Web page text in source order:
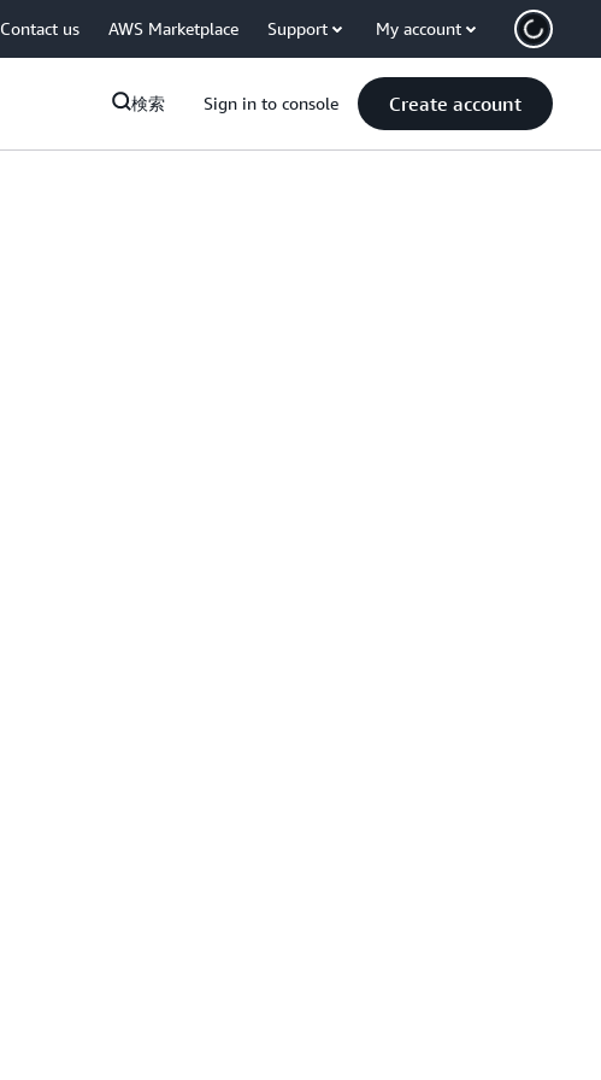
Contact us AWS Marketplace Support My account
検索 Sign in to console Create account